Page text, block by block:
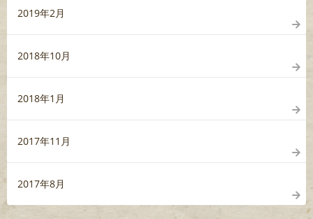
2019年2月
2018年10月
2018年1月
2017年11月
2017年8月